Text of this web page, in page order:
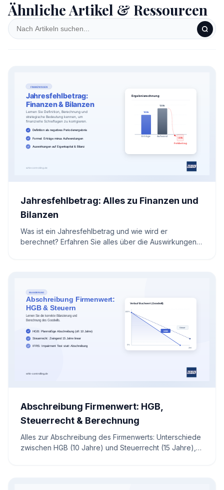
Ähnliche Artikel & Ressourcen
Jahresfehlbetrag: Alles zu Finanzen und
Bilanzen
Was ist ein Jahresfehlbetrag und wie wird er
berechnet? Erfahren Sie alles über die Auswirkungen
Erfolg.
Abschreibung Firmenwert: HGB,
Steuerrecht & Berechnung
Alles zur Abschreibung des Firmenwerts: Unterschiede
zwischen HGB (10 Jahre) und Steuerrecht (15 Jahre),